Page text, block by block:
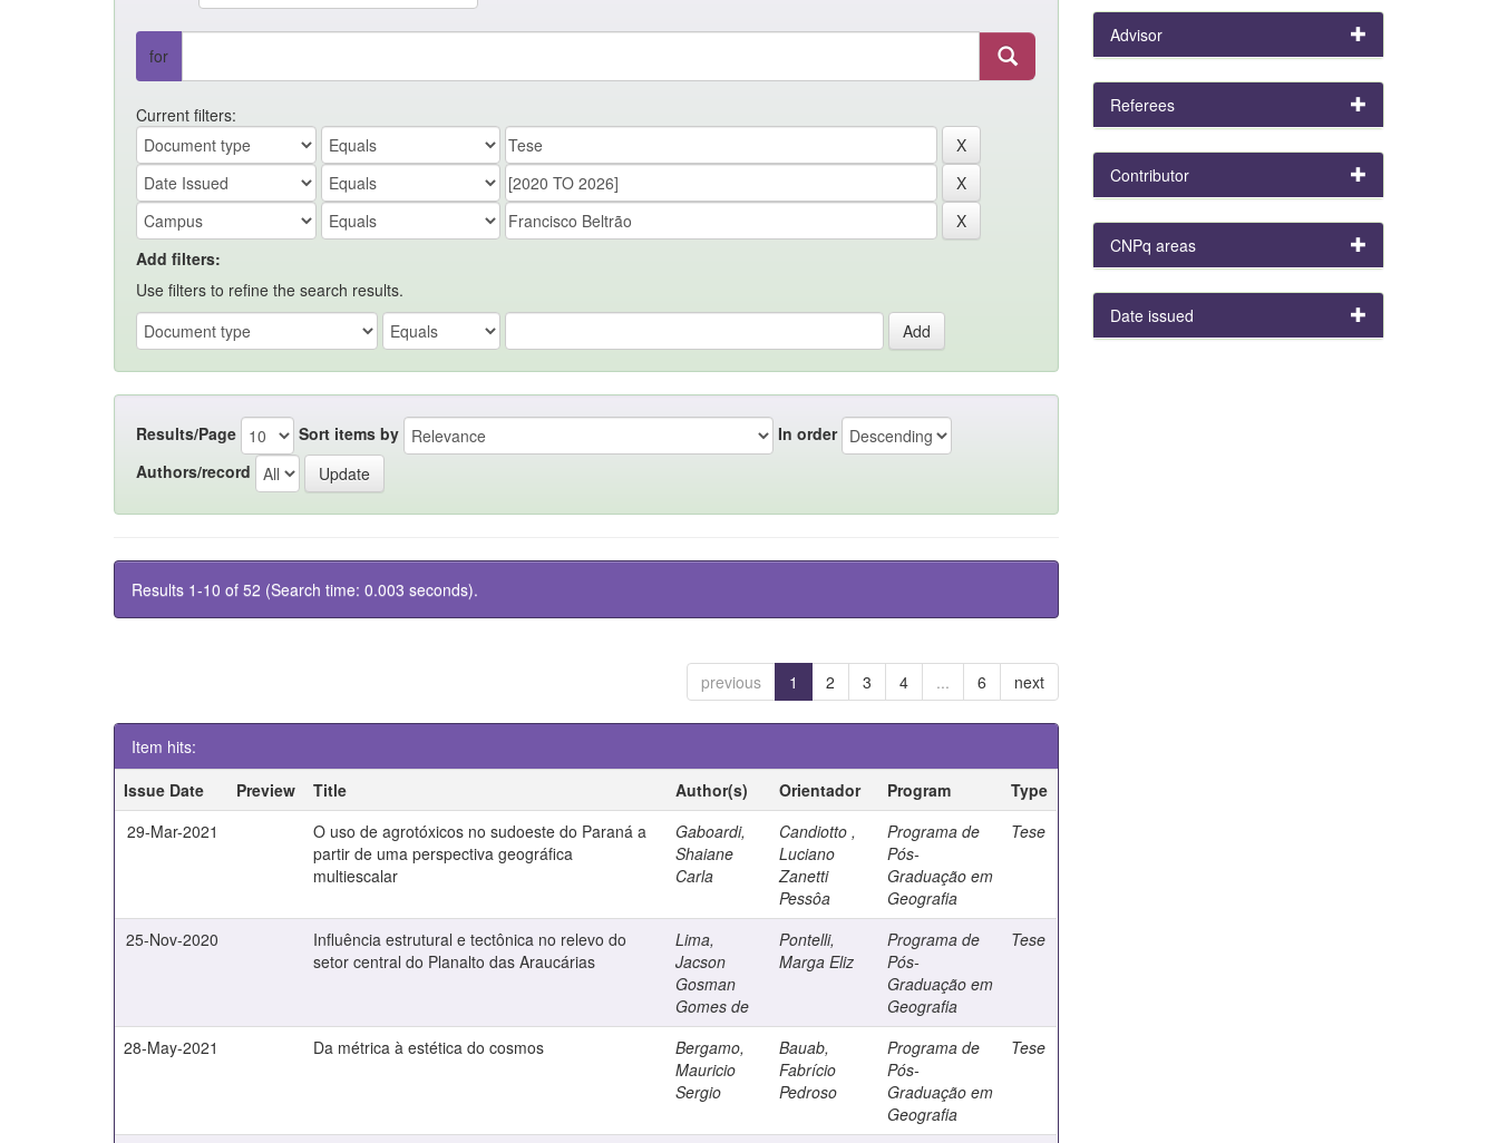
for
Current filters:
Add filters:
Use filters to refine the search results.
Results/Page Sort items by
In order
Authors/record
Results 1-10 of 52 (Search time: 0.003 seconds).
previous 1 2 3 4 ... 6 next
Item hits:
Issue Date
Preview Title Author(s) Orientador Program
Type
29-Mar-2021
O uso de agrotóxicos no sudoeste do Paraná a
partir de uma perspectiva geográfica
multiescalar
Gaboardi,
Shaiane
Carla
Candiotto ,
Luciano
Zanetti
Pessôa
Programa de
Pós-
Graduação em
Geografia
Tese
25-Nov-2020
Influência estrutural e tectônica no relevo do
setor central do Planalto das Araucárias
Lima,
Jacson
Gosman
Gomes de
Pontelli,
Marga Eliz
Programa de
Pós-
Graduação em
Geografia
Tese
28-May-2021 Da métrica à estética do cosmos
Bergamo,
Mauricio
Sergio
Bauab,
Fabrício
Pedroso
Programa de
Pós-
Graduação em
Geografia
Tese
Advisor
Referees
Contributor
CNPq areas
Date issued